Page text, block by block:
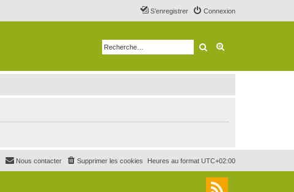
Connexion
S’enregistrer
Rechercher
Heures au format UTC+02:00
Supprimer les cookies
Nous contacter